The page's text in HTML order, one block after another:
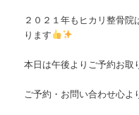
２０２１年もヒカリ整骨
ります
本日は午後よりご予約お取
ご予約・お問い合わせ心よ